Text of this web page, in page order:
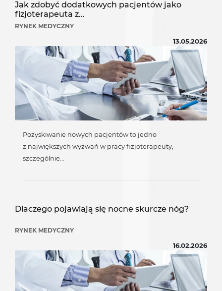
Jak zdobyć dodatkowych pacjentów jako
fizjoterapeuta z...
RYNEK MEDYCZNY
13.05.2026
Pozyskiwanie nowych pacjentów to jedno
z największych wyzwań w pracy fizjoterapeuty,
szczególnie...
Dlaczego pojawiają się nocne skurcze nóg?
RYNEK MEDYCZNY
16.02.2026